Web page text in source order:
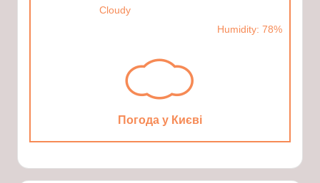
Cloudy
Humidity: 78%
Погода у Києві